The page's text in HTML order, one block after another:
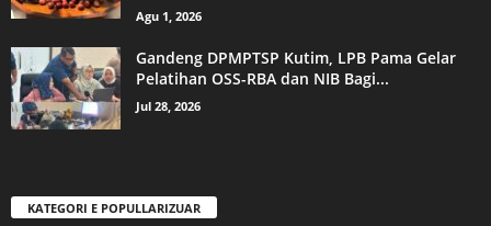
Agu 1, 2026
Gandeng DPMPTSP Kutim, LPB Pama Gelar
Pelatihan OSS-RBA dan NIB Bagi...
Jul 28, 2026
KATEGORI E POPULLARIZUAR